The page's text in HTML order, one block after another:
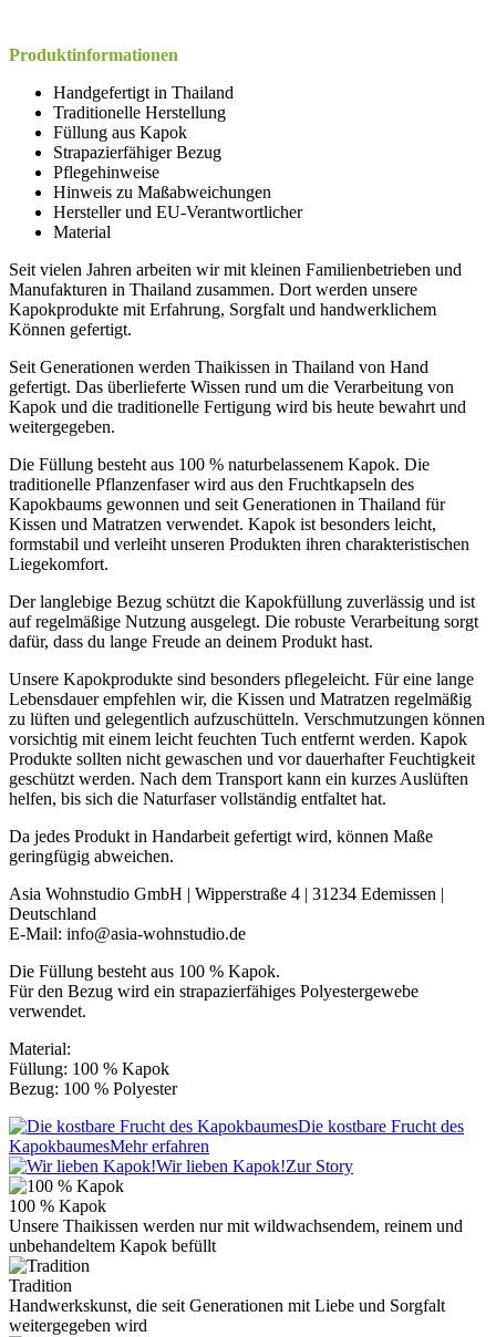
Produktinformationen
Handgefertigt in Thailand
Traditionelle Herstellung
Füllung aus Kapok
Strapazierfähiger Bezug
Pflegehinweise
Hinweis zu Maßabweichungen
Hersteller und EU-Verantwortlicher
Material
Seit vielen Jahren arbeiten wir mit kleinen Familienbetrieben und
Manufakturen in Thailand zusammen. Dort werden unsere
Kapokprodukte mit Erfahrung, Sorgfalt und handwerklichem
Können gefertigt.
Seit Generationen werden Thaikissen in Thailand von Hand
gefertigt. Das überlieferte Wissen rund um die Verarbeitung von
Kapok und die traditionelle Fertigung wird bis heute bewahrt und
weitergegeben.
Die Füllung besteht aus 100 % naturbelassenem Kapok. Die
traditionelle Pflanzenfaser wird aus den Fruchtkapseln des
Kapokbaums gewonnen und seit Generationen in Thailand für
Kissen und Matratzen verwendet. Kapok ist besonders leicht,
formstabil und verleiht unseren Produkten ihren charakteristischen
Liegekomfort.
Der langlebige Bezug schützt die Kapokfüllung zuverlässig und ist
auf regelmäßige Nutzung ausgelegt. Die robuste Verarbeitung sorgt
dafür, dass du lange Freude an deinem Produkt hast.
Unsere Kapokprodukte sind besonders pflegeleicht. Für eine lange
Lebensdauer empfehlen wir, die Kissen und Matratzen regelmäßig
zu lüften und gelegentlich aufzuschütteln. Verschmutzungen können
vorsichtig mit einem leicht feuchten Tuch entfernt werden. Kapok
Produkte sollten nicht gewaschen und vor dauerhafter Feuchtigkeit
geschützt werden. Nach dem Transport kann ein kurzes Auslüften
helfen, bis sich die Naturfaser vollständig entfaltet hat.
Da jedes Produkt in Handarbeit gefertigt wird, können Maße
geringfügig abweichen.
Asia Wohnstudio GmbH | Wipperstraße 4 | 31234 Edemissen |
Deutschland
E-Mail: info@asia-wohnstudio.de
Die Füllung besteht aus 100 % Kapok.
Für den Bezug wird ein strapazierfähiges Polyestergewebe
verwendet.
Material:
Füllung: 100 % Kapok
Bezug: 100 % Polyester
Die kostbare Frucht des
KapokbaumesMehr erfahren
Wir lieben Kapok!Zur Story
100 % Kapok
Unsere Thaikissen werden nur mit wildwachsendem, reinem und
unbehandeltem Kapok befüllt
Tradition
Handwerkskunst, die seit Generationen mit Liebe und Sorgfalt
weitergegeben wird